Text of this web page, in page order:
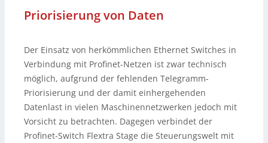
Priorisierung von Daten
Der Einsatz von herkömmlichen Ethernet Switches in
Verbindung mit Profinet-Netzen ist zwar technisch
möglich, aufgrund der fehlenden Telegramm-
Priorisierung und der damit einhergehenden
Datenlast in vielen Maschinennetzwerken jedoch mit
Vorsicht zu betrachten. Dagegen verbindet der
Profinet-Switch Flextra Stage die Steuerungswelt mit